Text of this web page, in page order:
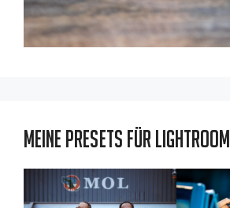
Meine Presets für Lightroom